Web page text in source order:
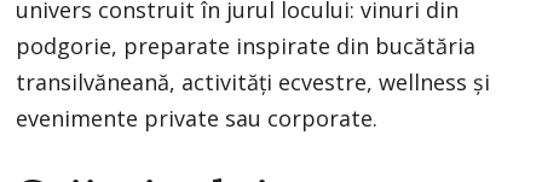
univers construit în jurul locului: vinuri din
podgorie, preparate inspirate din bucătăria
transilvăneană, activități ecvestre, wellness și
evenimente private sau corporate.